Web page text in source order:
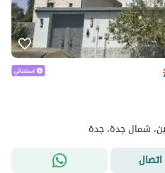
شمال جدة، جدة
اتصال